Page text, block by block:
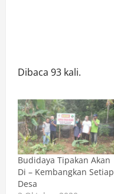
Dibaca 93 kali.
Budidaya Tipakan Akan
Di – Kembangkan Setiap
Desa